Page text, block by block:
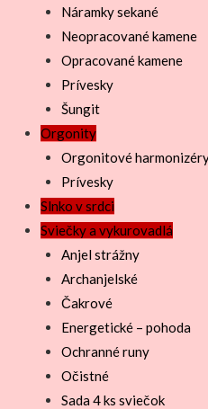
Náramky sekané
Neopracované kamene
Opracované kamene
Prívesky
Šungit
Orgonity
Orgonitové
Prívesky
Slnko v srdci
Sviečky a vykurovadlá
Anjel strážny
Archanjelské
Čakrové
Energetické – pohoda
Ochranné runy
Očistné
Sada 4 ks sviečok